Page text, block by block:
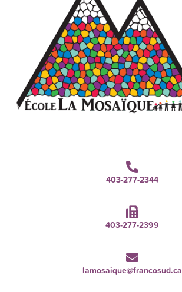
403-277-2344
403-277-2399
lamosaique@francosud.ca